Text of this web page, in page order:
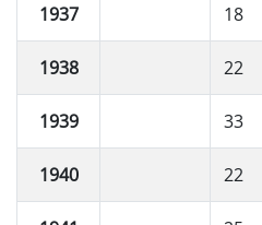
1937 18
1938 22
1939 33
1940 22